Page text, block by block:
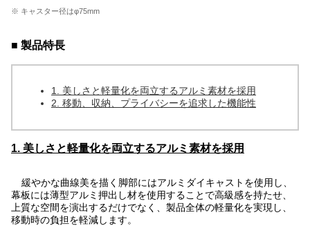
※ キャスター径はφ75mm
■ 製品特長
1. 美しさと軽量化を両立するアルミ素材を採用
2. 移動、収納、プライバシーを追求した機能性
1. 美しさと軽量化を両立するアルミ素材を採用
緩やかな曲線美を描く脚部にはアルミダイキャストを使用し、
幕板には薄型アルミ押出し材を使用することで高級感を持たせ、
上質な空間を演出するだけでなく、製品全体の軽量化を実現し、
移動時の負担を軽減します。